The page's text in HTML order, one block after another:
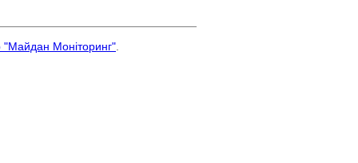
"Майдан Моніторинг"